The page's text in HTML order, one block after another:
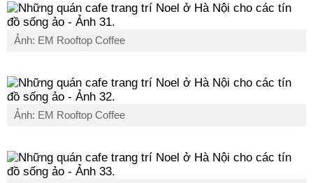
Ảnh: EM Rooftop Coffee
Ảnh: EM Rooftop Coffee